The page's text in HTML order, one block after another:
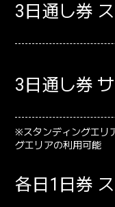
3日通し券
3日通し券
※スタンディングエリ
グエリアの利用可能
各日1日券